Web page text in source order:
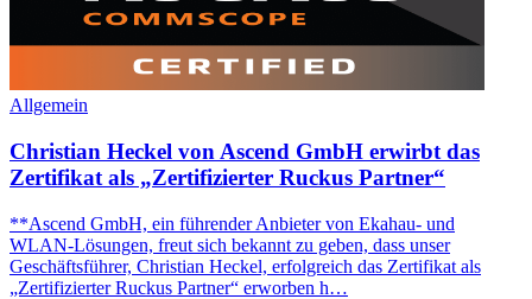
Allgemein
Christian Heckel von Ascend GmbH erwirbt das
Zertifikat als „Zertifizierter Ruckus Partner“
**Ascend GmbH, ein führender Anbieter von Ekahau- und
WLAN-Lösungen, freut sich bekannt zu geben, dass unser
Geschäftsführer, Christian Heckel, erfolgreich das Zertifikat als
„Zertifizierter Ruckus Partner“ erworben h…